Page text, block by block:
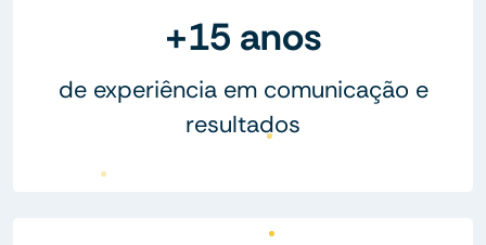
+15 anos
de experiência em comunicação e
resultados